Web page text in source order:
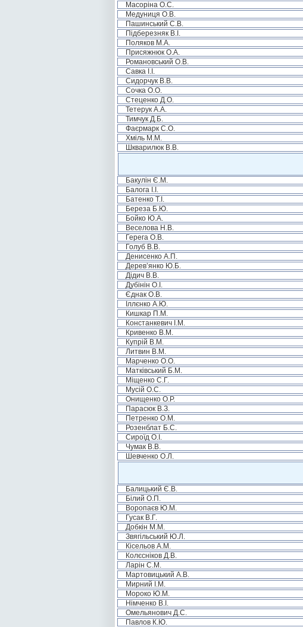
Масоріна О.С.
Медуниця О.В.
Пашинський С.В.
Підберезняк В.І.
Поляков М.А.
Присяжнюк О.А.
Романовський О.В.
Савка І.І.
Сидорчук В.В.
Сочка О.О.
Стеценко Д.О.
Тетерук А.А.
Тимчук Д.Б.
Фаєрмарк С.О.
Хміль М.М.
Шкварилюк В.В.
Бакулін Є.М.
Балога І.І.
Батенко Т.І.
Береза Б.Ю.
Бойко Ю.А.
Веселова Н.В.
Герега О.В.
Голуб В.В.
Денисенко А.П.
Дерев’янко Ю.Б.
Дідич В.В.
Дубінін О.І.
Єднак О.В.
Іллєнко А.Ю.
Кишкар П.М.
Констанкевич І.М.
Кривенко В.М.
Купрій В.М.
Литвин В.М.
Марченко О.О.
Матківський Б.М.
Міщенко С.Г.
Мусій О.С.
Онищенко О.Р.
Парасюк В.З.
Петренко О.М.
Розенблат Б.С.
Сироїд О.І.
Чумак В.В.
Шевченко О.Л.
Балицький Є.В.
Білий О.П.
Воропаєв Ю.М.
Гусак В.Г.
Добкін М.М.
Звягільський Ю.Л.
Кісельов А.М.
Колєсніков Д.В.
Ларін С.М.
Мартовицький А.В.
Мирний І.М.
Мороко Ю.М.
Німченко В.І.
Омельянович Д.С.
Павлов К.Ю.